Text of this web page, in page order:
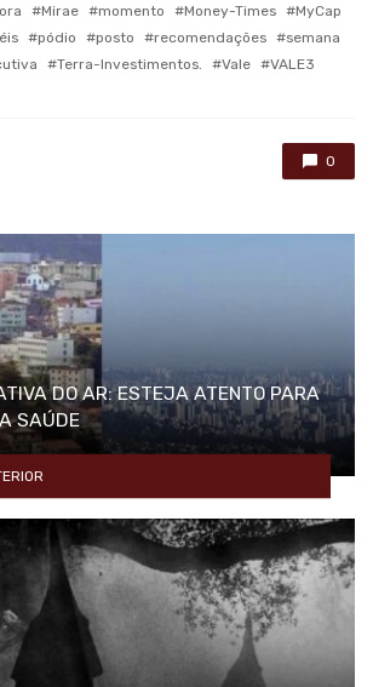
Mirae momento Money-Times
MyCap
pódio posto recomendações
semana
Terra-Investimentos. Vale
VALE3
0
DO AR: ESTEJA ATENTO PARA
SAÚDE